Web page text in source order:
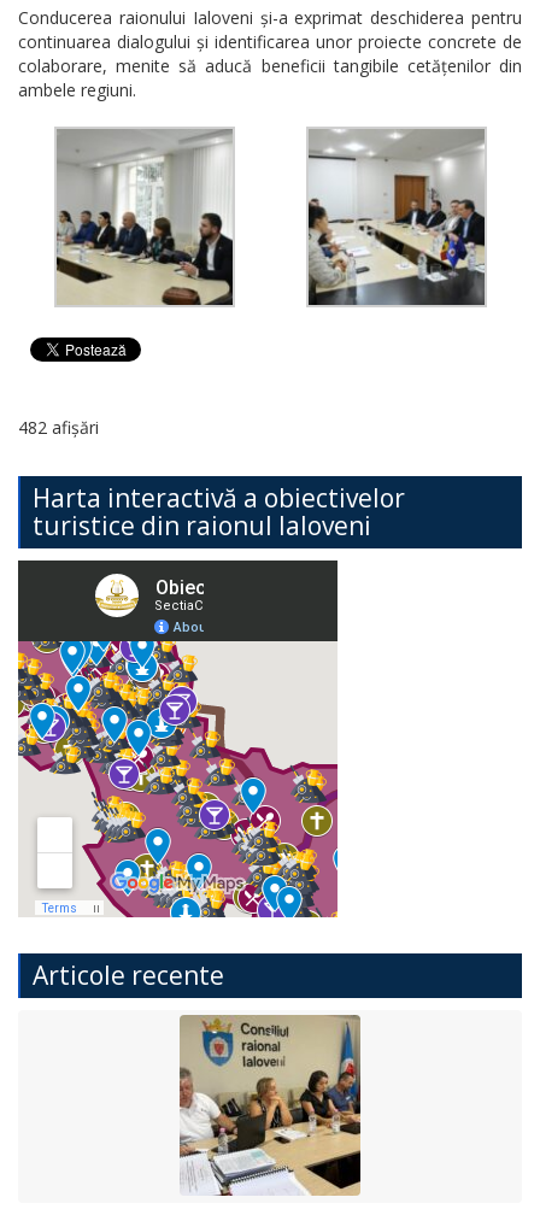
Conducerea raionului Ialoveni și-a exprimat deschiderea pentru
continuarea dialogului și identificarea unor proiecte concrete de
colaborare, menite să aducă beneficii tangibile cetățenilor din
ambele regiuni.
482 afișări
Harta interactivă a obiectivelor
turistice din raionul Ialoveni
Articole recente